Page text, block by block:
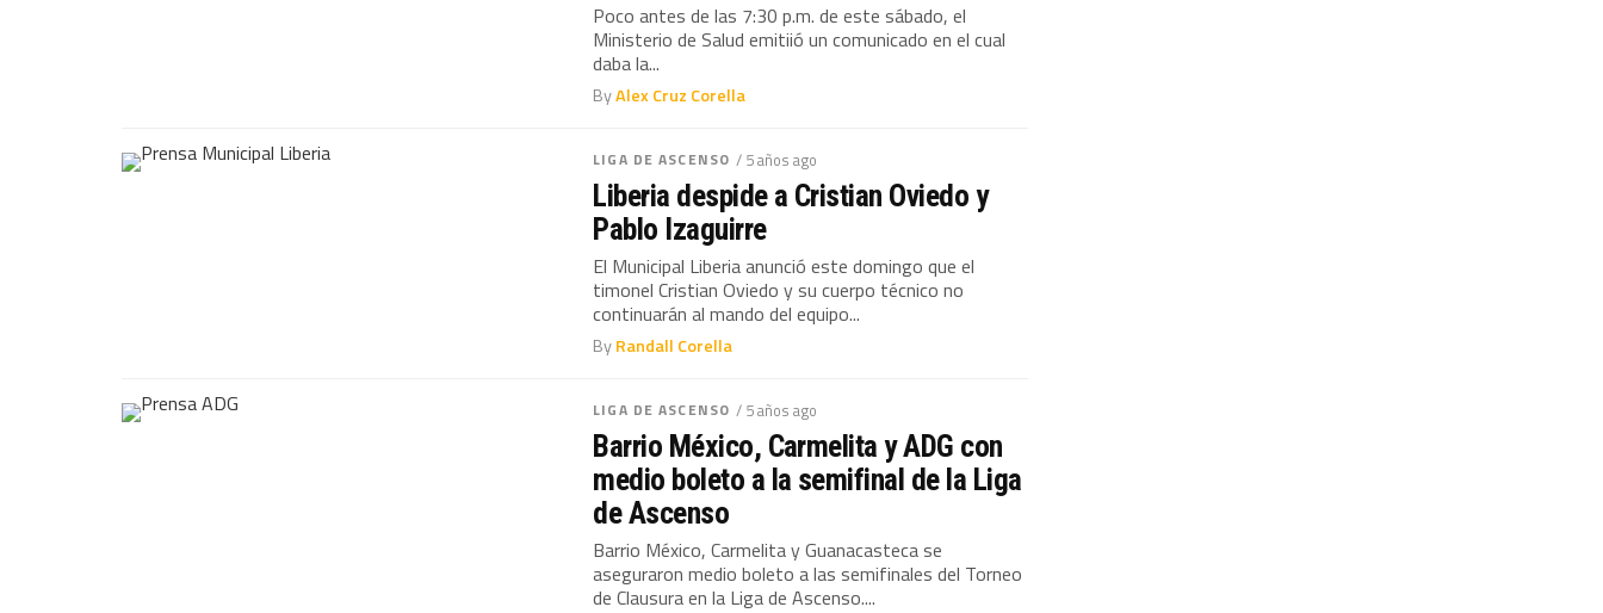
Poco antes de las 7:30 p.m. de este sábado, el
Ministerio de Salud emitiió un comunicado en el cual
daba la...
ByAlex Cruz Corella
LIGA DE ASCENSO / 5 años ago
Liberia despide a Cristian Oviedo y
Pablo Izaguirre
El Municipal Liberia anunció este domingo que el
timonel Cristian Oviedo y su cuerpo técnico no
continuarán al mando del equipo...
ByRandall Corella
LIGA DE ASCENSO / 5 años ago
Barrio México, Carmelita y ADG con
medio boleto a la semifinal de la Liga
de Ascenso
Barrio México, Carmelita y Guanacasteca se
aseguraron medio boleto a las semifinales del Torneo
de Clausura en la Liga de Ascenso....